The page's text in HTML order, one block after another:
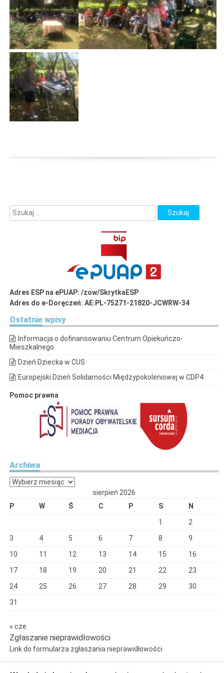
Adres ESP na ePUAP: /zow/SkrytkaESP
Adres do e-Doręczeń: AE:PL-75271-21820-JCWRW-34
Ostatnie wpisy
Informacja o dofinansowaniu Centrum Opiekuńczo-
Mieszkalnego
Dzień Dziecka w CUS
Europejski Dzień Solidarności Międzypokoleniowej w CDP4
Pomoc prawna
Archiwa
Archiwa
sierpień 2026
P
W Ś C P S
N
1
2
3
4 5 6 7 8
9
10
11 12 13 14 15
16
17
18 19 20 21 22
23
24
25 26 27 28 29
30
31
« cze
Zgłaszanie nieprawidłowości
Link do formularza zgłaszania nieprawidłowości